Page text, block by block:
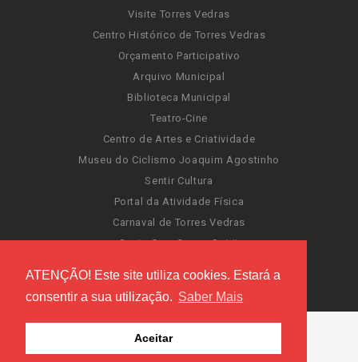
ATENÇÃO! Este site utiliza cookies. Estará a
consentir a sua utilização. Saber Mais
Aceitar
Visite Torres Vedras
Centro Histórico de Torres Vedras
Orçamento Participativo
Arquivo Municipal
Biblioteca Municipal
Teatro-Cine
Centro de Artes e Criatividade
Museu do Ciclismo Joaquim Agostinho
Sentir Cultura
Portal da Atividade Física
Carnaval de Torres Vedras
Santa Cruz Ocean Spirit